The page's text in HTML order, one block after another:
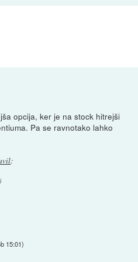
opcija, ker je na stock hitrejši
Pa se ravnotako lahko
:
15:01)